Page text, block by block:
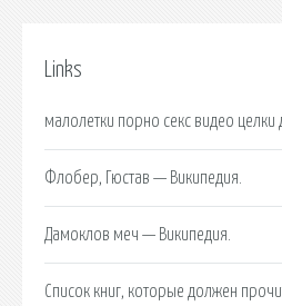
Links
малолетки порно секс видео
Флобер, Гюстав — Википедия.
Дамоклов меч — Википедия.
Список книг, которые должен